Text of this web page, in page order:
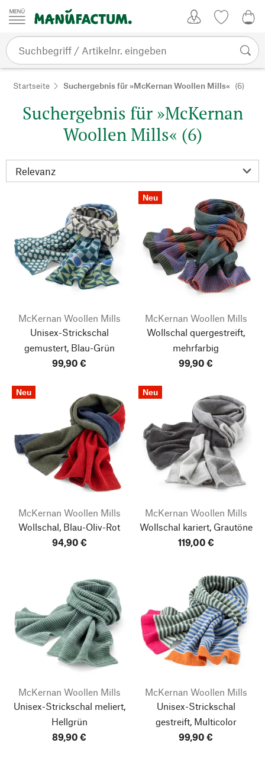
Zum Inhalt springen
Startseite Suchergebnis für »McKernan Woollen Mills« (6)
Suchergebnis für »McKernan
Woollen Mills« (6)
McKernan Woollen Mills
Unisex-Strickschal
gemustert, Blau-Grün
99,90 €
Neu
McKernan Woollen Mills
Wollschal quergestreift,
mehrfarbig
99,90 €
Neu
McKernan Woollen Mills
Wollschal, Blau-Oliv-Rot
94,90 €
Neu
McKernan Woollen Mills
Wollschal kariert, Grautöne
119,00 €
McKernan Woollen Mills
Unisex-Strickschal meliert,
Hellgrün
89,90 €
McKernan Woollen Mills
Unisex-Strickschal
gestreift, Multicolor
99,90 €